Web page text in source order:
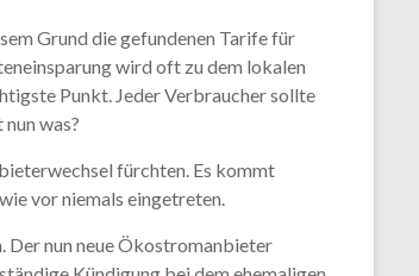
Grund die gefundenen Tarife für
wird oft zu dem lokalen
Punkt. Jeder Verbraucher sollte
was?
fürchten. Es kommt
vor niemals eingetreten.
Der nun neue Ökostromanbieter